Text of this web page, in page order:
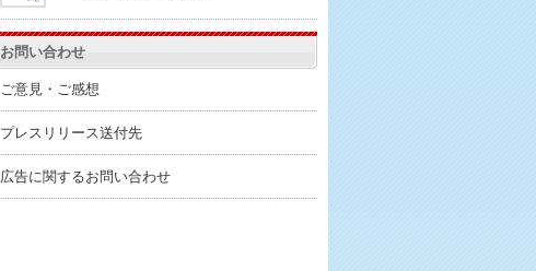
お問い合わせ
ご意見・ご感想
プレスリリース送付先
広告に関するお問い合わせ